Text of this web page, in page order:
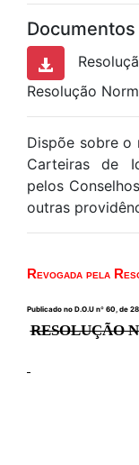
Resolução
Dispõe sobre o
Carteiras de
pelos
outras
Revogada pela
Publicado no D.O.U nº 60, de
RESOLUÇÃO